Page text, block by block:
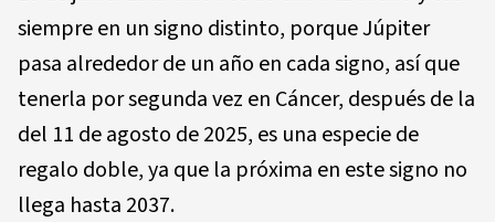
siempre en un signo distinto, porque Júpiter
pasa alrededor de un año en cada signo, así que
tenerla por segunda vez en Cáncer, después de la
del 11 de agosto de 2025, es una especie de
regalo doble, ya que la próxima en este signo no
llega hasta 2037.